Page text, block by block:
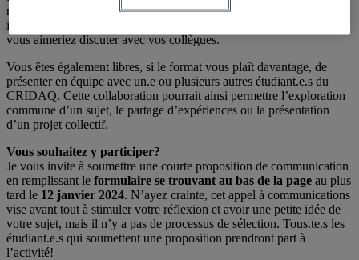
n’est pas exhaustive et je vous invite à réfléchir à tout autre sujet ou
initiative en lien avec votre vécu dans le milieu de la recherche dont
vous aimeriez discuter avec vos collègues.
Vous êtes également libres, si le format vous plaît davantage, de
présenter en équipe avec un.e ou plusieurs autres étudiant.e.s du
CRIDAQ. Cette collaboration pourrait ainsi permettre l’exploration
commune d’un sujet, le partage d’expériences ou la présentation
d’un projet collectif.
Vous souhaitez y participer?
Je vous invite à soumettre une courte proposition de communication
en remplissant le formulaire se trouvant au bas de la page au plus
tard le 12 janvier 2024. N’ayez crainte, cet appel à communications
vise avant tout à stimuler votre réflexion et avoir une petite idée de
votre sujet, mais il n’y a pas de processus de sélection. Tous.te.s les
étudiant.e.s qui soumettent une proposition prendront part à
l’activité!